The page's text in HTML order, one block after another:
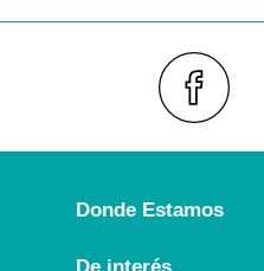
Donde Estamos
Rúa Príncipe 7